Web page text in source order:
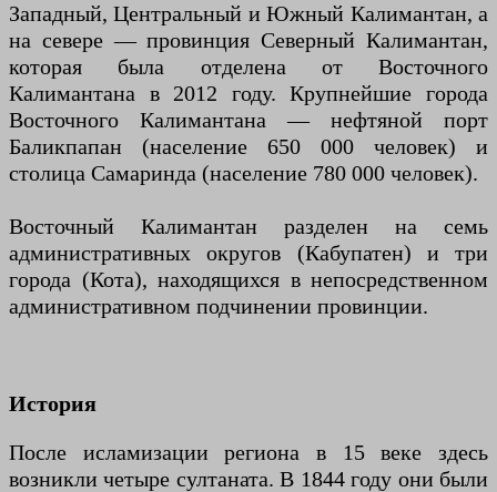
Западный, Центральный и Южный Калимантан, а
на севере — провинция Северный Калимантан,
которая была отделена от Восточного
Калимантана в 2012 году. Крупнейшие города
Восточного Калимантана — нефтяной порт
Баликпапан (население 650 000 человек) и
столица Самаринда (население 780 000 человек).
Восточный Калимантан разделен на семь
административных округов (Кабупатен) и три
города (Кота), находящихся в непосредственном
административном подчинении провинции.
История
После исламизации региона в 15 веке здесь
возникли четыре султаната. В 1844 году они были